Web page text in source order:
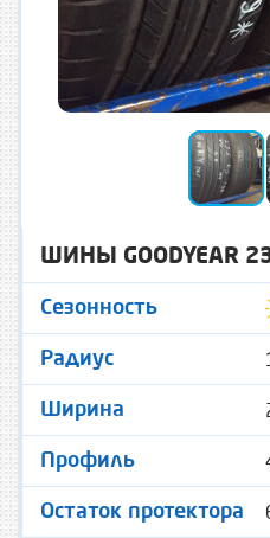
ШИНЫ GOODYEAR
Сезонность
Радиус
Ширина
Профиль
Остаток протектора